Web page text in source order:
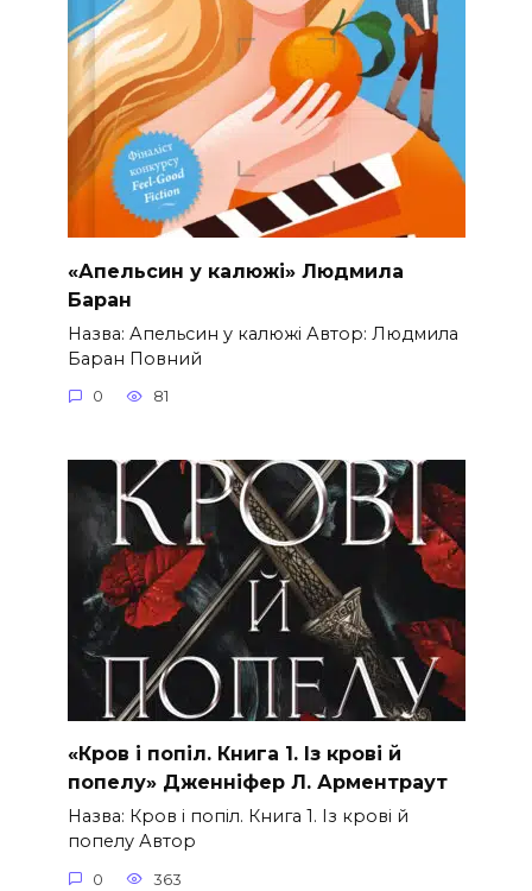
«Апельсин у калюжі» Людмила
Баран
Назва: Апельсин у калюжі Автор: Людмила
Баран Повний
0 81
«Кров і попіл. Книга 1. Із крові й
попелу» Дженніфер Л. Арментраут
Назва: Кров і попіл. Книга 1. Із крові й
попелу Автор
0 363